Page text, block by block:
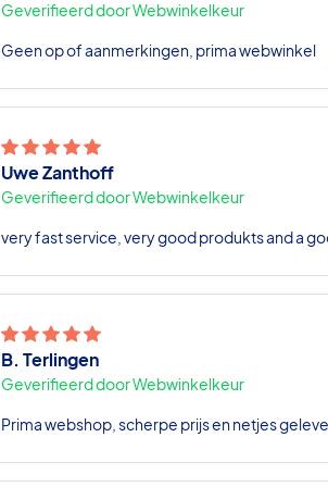
Geverifieerd door Webwinkelkeur
Geen op of aanmerkingen, prima webwinkel
Uwe Zanthoff
Geverifieerd door Webwinkelkeur
very fast service, very good produkts and a
B. Terlingen
Geverifieerd door Webwinkelkeur
Prima webshop, scherpe prijs en netjes